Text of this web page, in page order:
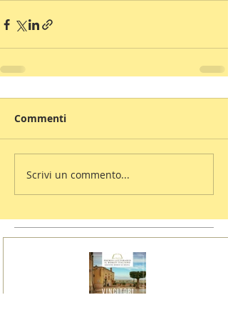
Commenti
Scrivi un commento...